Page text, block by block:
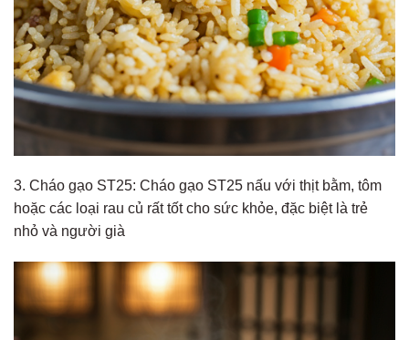
3. Cháo gạo ST25: Cháo gạo ST25 nấu với thịt bằm, tôm
hoặc các loại rau củ rất tốt cho sức khỏe, đặc biệt là trẻ
nhỏ và người già